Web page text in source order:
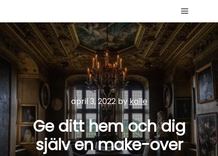
Main
april 3, 2022by kalle
Ge ditt hem och dig
själv en make-over